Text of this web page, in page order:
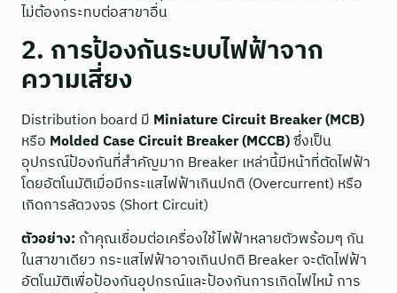
ไม่ต้องกระทบต่อสาขาอื่น
2. การป้องกันระบบไฟฟ้าจาก
ความเสี่ยง
Distribution board มี Miniature Circuit Breaker (MCB)
หรือ Molded Case Circuit Breaker (MCCB)ซึ่งเป็น
อุปกรณ์ป้องกันที่สำคัญมาก Breaker เหล่านี้มีหน้าที่ตัดไฟฟ้า
โดยอัตโนมัติเมื่อมีกระแสไฟฟ้าเกินปกติ (Overcurrent) หรือ
เกิดการลัดวงจร (Short Circuit)
ตัวอย่าง: ถ้าคุณเชื่อมต่อเครื่องใช้ไฟฟ้าหลายตัวพร้อมๆ กัน
ในสาขาเดียว กระแสไฟฟ้าอาจเกินปกติ Breaker จะตัดไฟฟ้า
อัตโนมัติเพื่อป้องกันอุปกรณ์และป้องกันการเกิดไฟไหม้ การ